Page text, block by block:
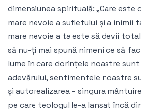
dimensiunea spirituală: „Care este
mare nevoie a sufletului și a inimii
mare nevoie a ta este să devii
să nu-ți mai spună nimeni ce să
lume în care dorințele noastre
adevărului, sentimentele noastre
și autorealizarea – singura
pe care teologul le-a lansat încă